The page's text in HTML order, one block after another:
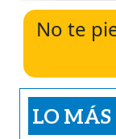
No te
LO